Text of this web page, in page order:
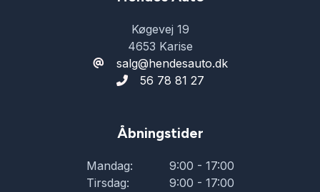
Køgevej 19
4653 Karise
salg@hendesauto.dk
56 78 81 27
Åbningstider
Mandag:
9:00 - 17:00
Tirsdag:
9:00 - 17:00